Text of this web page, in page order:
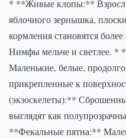
* **Живые клопы:**
яблочного зернышка,
кормления становятся
Нимфы мельче и светлее. *
Маленькие, белые,
прикрепленные к
(экзоскелеты):**
выглядят как
**Фекальные пятна:**